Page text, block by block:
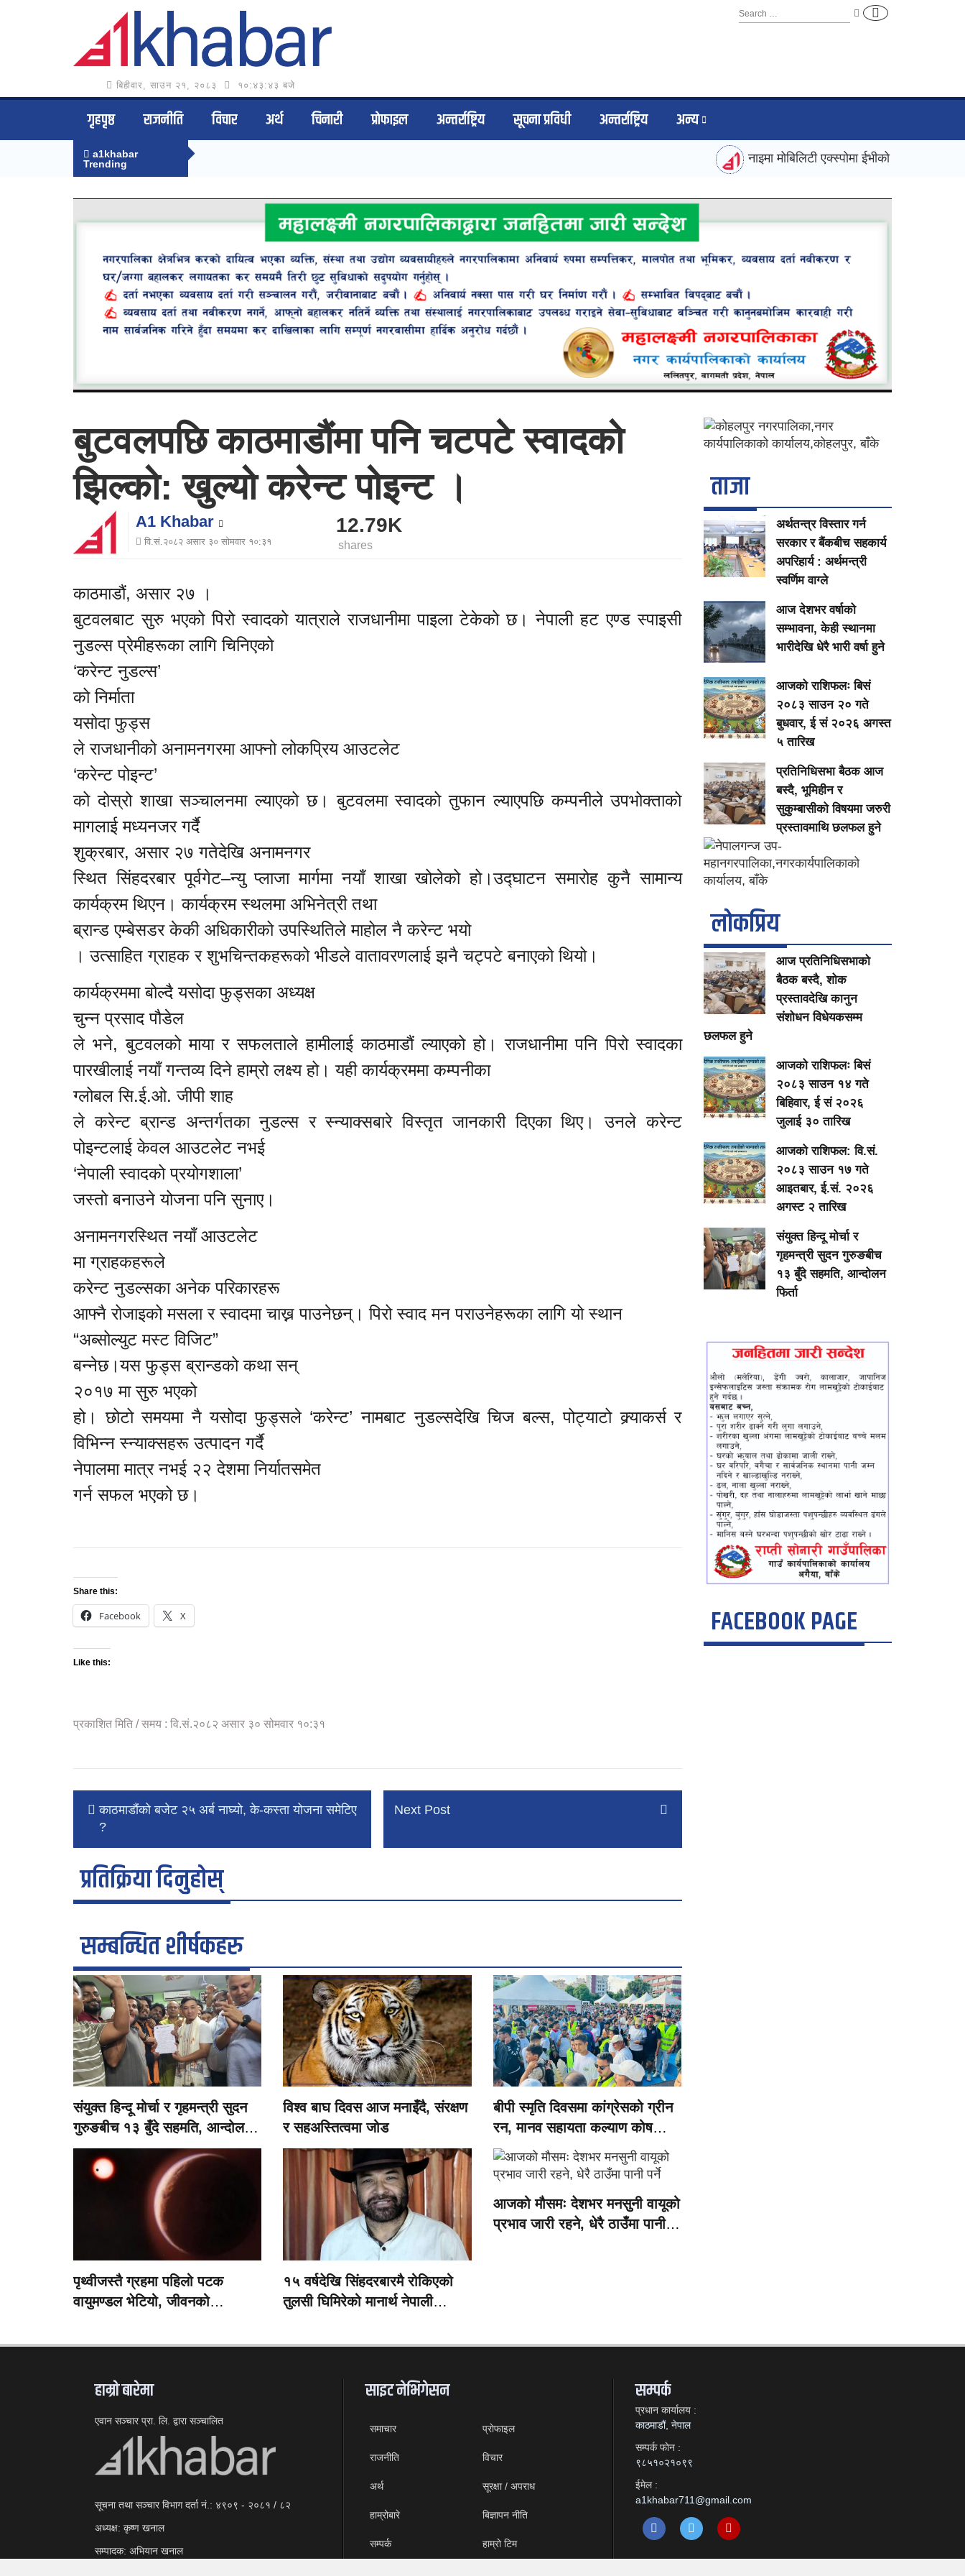
बिहीवार, साउन २१, २०८३ १०:४३:४३ बजे
गृहपृष्ठ राजनीति विचार अर्थ चिनारी प्राेफाइल अन्तर्राष्ट्रिय सूचना प्रविधी अन्तर्राष्ट्रिय अन्य
a1khabar
Trending
नाइमा मोबिलिटी एक्स्पोमा ईभीको दबदबा, करिब ४०
बुटवलपछि काठमाडौंमा पनि चटपटे स्वादको
झिल्को: खुल्यो करेन्ट पोइन्ट ।
A1 Khabar
वि.सं.२०८२ असार ३० सोमवार १०:३१
12.79K
shares
काठमाडौं, असार २७ ।
बुटवलबाट सुरु भएको पिरो स्वादको यात्राले राजधानीमा पाइला टेकेको छ। नेपाली हट एण्ड स्पाइसी
नुडल्स प्रेमीहरूका लागि चिनिएको
‘करेन्ट नुडल्स’
को निर्माता
यस‍ोदा फुड्स
ले राजधानीको अनामनगरमा आफ्नो लोकप्रिय आउटलेट
‘करेन्ट पोइन्ट’
को दोस्रो शाखा सञ्चालनमा ल्याएको छ। बुटवलमा स्वादको तुफान ल्याएपछि कम्पनीले उपभोक्ताको
मागलाई मध्यनजर गर्दै
शुक्रबार, असार २७ गतेदेखि अनामनगर
स्थित सिंहदरबार पूर्वगेट–न्यु प्लाजा मार्गमा नयाँ शाखा खोलेको हो।उद्घाटन समारोह कुनै सामान्य
कार्यक्रम थिएन। कार्यक्रम स्थलमा अभिनेत्री तथा
ब्रान्ड एम्बेसडर केकी अधिकारीको उपस्थितिले माहोल नै करेन्ट भयो
। उत्साहित ग्राहक र शुभचिन्तकहरूको भीडले वातावरणलाई झनै चट्पटे बनाएको थियो।
कार्यक्रममा बोल्दै यसोदा फुड्सका अध्यक्ष
चुन्न प्रसाद पौडेल
ले भने, बुटवलको माया र सफलताले हामीलाई काठमाडौं ल्याएको हो। राजधानीमा पनि पिरो स्वादका
पारखीलाई नयाँ गन्तव्य दिने हाम्रो लक्ष्य हो। यही कार्यक्रममा कम्पनीका
ग्लोबल सि.ई.ओ. जीपी शाह
ले करेन्ट ब्रान्ड अन्तर्गतका नुडल्स र स्न्याक्सबारे विस्तृत जानकारी दिएका थिए। उनले करेन्ट
पोइन्टलाई केवल आउटलेट नभई
‘नेपाली स्वादको प्रयोगशाला’
जस्तो बनाउने योजना पनि सुनाए।
अनामनगरस्थित नयाँ आउटलेट
मा ग्राहकहरूले
करेन्ट नुडल्सका अनेक परिकारहरू
आफ्नै रोजाइको मसला र स्वादमा चाख्न पाउनेछन्। पिरो स्वाद मन पराउनेहरूका लागि यो स्थान
“अब्सोल्युट मस्ट विजिट”
बन्नेछ।यस फुड्स ब्रान्डको कथा सन्
२०१७ मा सुरु भएको
हो। छोटो समयमा नै यसोदा फुड्सले ‘करेन्ट’ नामबाट नुडल्सदेखि चिज बल्स, पोट्याटो क्र्याकर्स र
विभिन्न स्न्याक्सहरू उत्पादन गर्दै
नेपालमा मात्र नभई २२ देशमा निर्यातसमेत
गर्न सफल भएको छ।
Share this:
Facebook X
Like this:
प्रकाशित मिति / समय : वि.सं.२०८२ असार ३० सोमवार १०:३१
काठमाडौंको बजेट २५ अर्ब नाघ्यो, के-कस्ता योजना समेटिए
?
Next Post
प्रतिक्रिया दिनुहोस्
सम्बन्धित शीर्षकहरु
संयुक्त हिन्दू मोर्चा र गृहमन्त्री सुदन
गुरुङबीच १३ बुँदे सहमति, आन्दोलन
फिर्ता
विश्व बाघ दिवस आज मनाइँदै, संरक्षण
र सहअस्तित्वमा जोड
बीपी स्मृति दिवसमा कांग्रेसको ग्रीन
रन, मानव सहायता कल्याण कोष
स्थापना घोषणा
पृथ्वीजस्तै ग्रहमा पहिलो पटक
वायुमण्डल भेटियो, जीवनको
१५ वर्षदेखि सिंहदरबारमै रोकिएको
तुलसी घिमिरेको मानार्थ नेपाली
आजको मौसमः देशभर मनसुनी वायूको
प्रभाव जारी रहने, धेरै ठाउँमा पानी
ताजा
अर्थतन्त्र विस्तार गर्न
सरकार र बैंकबीच सहकार्य
अपरिहार्य : अर्थमन्त्री
स्वर्णिम वाग्ले
आज देशभर वर्षाको
सम्भावना, केही स्थानमा
भारीदेखि धेरै भारी वर्षा हुने
आजको राशिफलः बिसं
२०८३ साउन २० गते
बुधवार, ई सं २०२६ अगस्त
५ तारिख
प्रतिनिधिसभा बैठक आज
बस्दै, भूमिहीन र
सुकुम्बासीको विषयमा जरुरी
प्रस्तावमाथि छलफल हुने
लाेकप्रिय
आज प्रतिनिधिसभाको
बैठक बस्दै, शोक
प्रस्तावदेखि कानुन
संशोधन विधेयकसम्म
छलफल हुने
आजको राशिफलः बिसं
२०८३ साउन १४ गते
बिहिवार, ई सं २०२६
जुलाई ३० तारिख
आजको राशिफल: वि.सं.
२०८३ साउन १७ गते
आइतबार, ई.सं. २०२६
अगस्ट २ तारिख
संयुक्त हिन्दू मोर्चा र
गृहमन्त्री सुदन गुरुङबीच
१३ बुँदे सहमति, आन्दोलन
फिर्ता
FACEBOOK PAGE
हाम्राे बारेमा
एवान सञ्चार प्रा. लि. द्वारा सञ्चालित
सूचना तथा सञ्चार विभाग दर्ता नं.: ४९०९ - २०८१ / ८२
अध्यक्ष: कृष्ण खनाल
सम्पादक: अभियान खनाल
साइट नेभिगेसन
समाचार प्राेफाइल
राजनीति विचार
अर्थ सूरक्षा / अपराध
हाम्रोबारे बिज्ञापन नीति
सम्पर्क हाम्राे टिम
सम्पर्क
प्रधान कार्यालय :
काठमाडौं, नेपाल
सम्पर्क फाेन :
९८५१०२१०९९
ईमेल :
a1khabar711@gmail.com